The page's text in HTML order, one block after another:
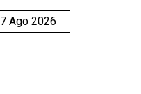
7 Ago 2026